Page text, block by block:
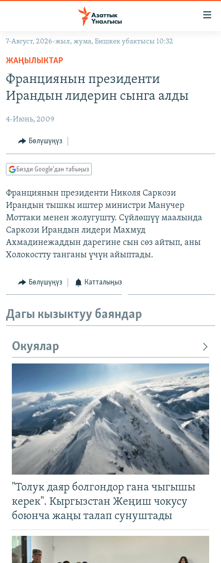
Навигацияга
өтүңүз
Издөөгө
салыңызКЫРГЫЗСТАН
ЭКОНОМИКА
МАДАНИЯТ
ДҮЙНӨ
БОРБОР АЗИЯ
УКРАИНА
АТАЙЫН ИЛИКТӨӨ
ТВ ПРОГРАММАЛАР
ЭКСПЕРТТЕР ТАЛДАЙТ
БИЗ ЖАНА ДҮЙНӨ
ЭЖЕ-СИҢДИЛЕР
АЗАТТЫК+
ӨЗГӨЧӨ ПИКИР
Русский
ОНЛАЙН ШЕРИНЕ
ЭЕ/АРнун бардык сайттары
7-Август, 2026-жыл, жума, Бишкек убактысы 10:32
ЖАҢЫЛЫКТАР
Франциянын президенти
Ирандын лидерин сынга алды
4-Июнь, 2009
Бөлүшүңүз
Бизди Google'дан табыңыз
Франциянын президенти Николя Саркози
Ирандын тышкы иштер министри Манучер
Моттаки менен жолугушту. Сүйлөшүү маалында
Саркози Ирандын лидери Махмуд
Ахмадинежаддын дарегине сын сөз айтып, аны
Холокостту танганы үчүн айыптады.
Бөлүшүңүз Катталыңыз
Дагы кызыктуу баяндар
Окуялар
"Толук даяр болгондор гана чыгышы
керек". Кыргызстан Жеңиш чокусу
боюнча жаңы талап сунуштады